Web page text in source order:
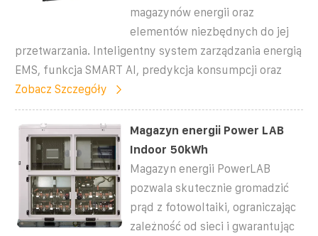
magazynów energii oraz
elementów niezbędnych do jej
przetwarzania. Inteligentny system zarządzania energią
EMS, funkcja SMART AI, predykcja konsumpcji oraz
Zobacz Szczegóły
Magazyn energii Power LAB
Indoor 50kWh
Magazyn energii PowerLAB
pozwala skutecznie gromadzić
prąd z fotowoltaiki, ograniczając
zależność od sieci i gwarantując